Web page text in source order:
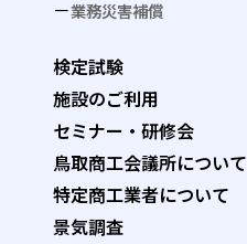
業務災害補償
検定試験
施設のご利用
セミナー・研修会
鳥取商工会議所について
特定商工業者について
景気調査